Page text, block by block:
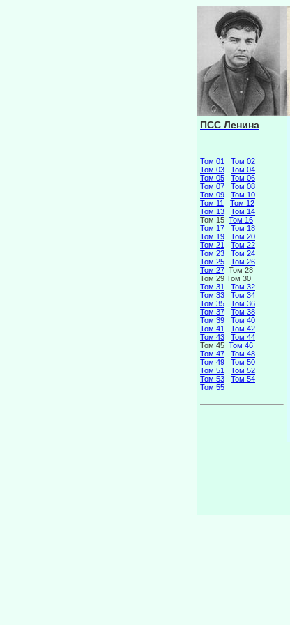
ПСС Ленина
Том 01
Том 02
Том 03
Том 04
Том 05
Том 06
Том 07
Том 08
Том 09
Том 10
Том 11
Том 12
Том 13
Том 14
Том 15 Том 16
Том 17
Том 18
Том 19
Том 20
Том 21
Том 22
Том 23
Том 24
Том 25
Том 26
Том 27 Том 28
Том 29 Том 30
Том 31
Том 32
Том 33
Том 34
Том 35
Том 36
Том 37
Том 38
Том 39
Том 40
Том 41
Том 42
Том 43
Том 44
Том 45 Том 46
Том 47
Том 48
Том 49
Том 50
Том 51
Том 52
Том 53
Том 54
Том 55